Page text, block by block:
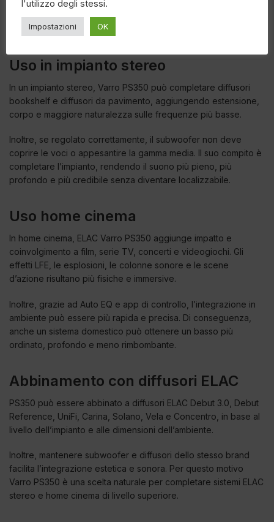
consigliabile collocarlo su una superficie stabile e valutare con
attenzione il punto di installazione prima della calibrazione
definitiva.
Uso in impianto stereo
In un impianto stereo, Varro PS350 può completare diffusori
bookshelf e diffusori da pavimento, aggiungendo estensione,
corpo e maggiore naturalezza sulle frequenze più basse.
Inoltre, se regolato correttamente, il subwoofer non deve
coprire le voci o appesantire la gamma media. Il suo compito è
completare l’impianto, rendendo il suono più pieno, più
profondo e più credibile senza diventare localizzabile.
Uso home cinema
In home cinema, ELAC Varro PS350 aggiunge impatto e
coinvolgimento a film, serie TV, concerti e videogiochi. Gli
effetti LFE, le esplosioni, le colonne sonore e le scene
d’azione risultano più fisiche e immersive.
Inoltre, grazie ad Auto EQ e app di controllo, l’integrazione in
ambiente può essere più rapida e precisa. Di conseguenza,
anche un sistema domestico può ottenere un basso più
ordinato, profondo e meno rimbombante.
Abbinamento con diffusori ELAC
PS350 può essere abbinato a diffusori ELAC Debut 3.0, Debut
Reference, UniFi, Carina, Solano, Vela e Concentro, in base al
livello dell’impianto e alle dimensioni dell’ambiente.
Inoltre, mantenere subwoofer e diffusori dello stesso brand
facilita l’integrazione estetica e sonora. Per questo motivo
Varro PS350 è una scelta naturale per completare sistemi ELAC
stereo e home cinema di livello superiore.
l'utilizzo degli stessi.
Impostazioni OK